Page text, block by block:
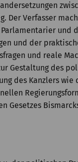
Der Verfasser
und
und der
und reale
Gestaltung des
des Kanzlers wie